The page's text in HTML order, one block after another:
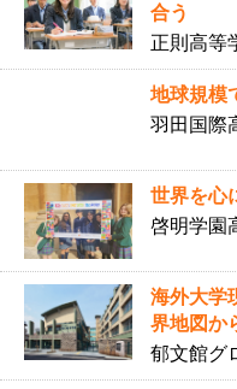
合う
正則高等
地球規模
羽田国際
世界を心
啓明学園
海外大学
界地図か
郁文館グ